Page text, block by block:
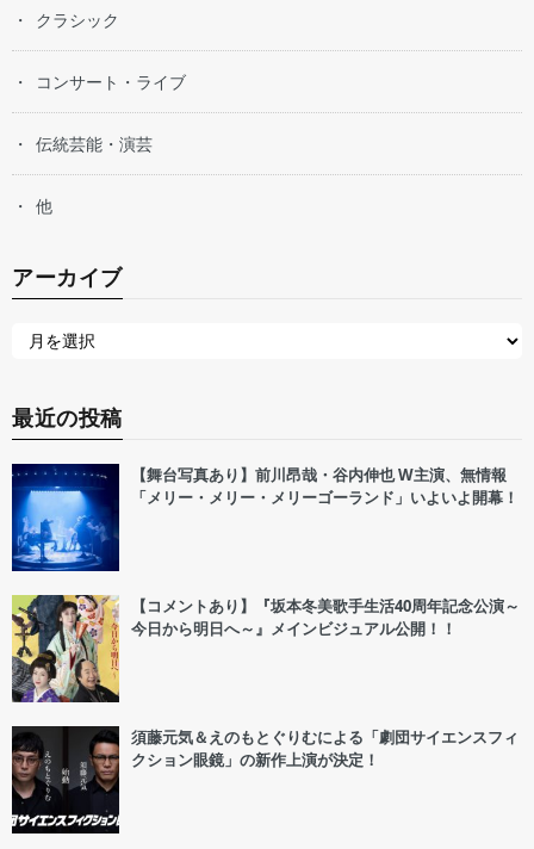
クラシック
コンサート・ライブ
伝統芸能・演芸
他
アーカイブ
最近の投稿
【舞台写真あり】前川昂哉・谷内伸也 W主演、無情報
「メリー・メリー・メリーゴーランド」いよいよ開幕！
【コメントあり】『坂本冬美歌手生活40周年記念公演～
今日から明日へ～』メインビジュアル公開！！
須藤元気＆えのもとぐりむによる「劇団サイエンスフィ
クション眼鏡」の新作上演が決定！